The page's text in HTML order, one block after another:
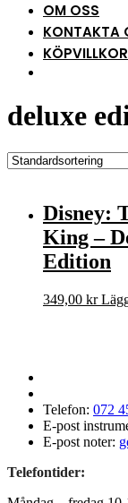
OM OSS
KONTAKTA
KÖPVILLKOR
deluxe
Disney:
King –
Edition
349,00 kr
Telefon: 072
E-post
E-post noter:
Telefontider: